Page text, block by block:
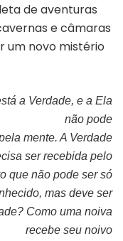
de aventuras
e câmaras
um novo mistério
a Verdade, e a Ela
não pode
mente. A Verdade
ser recebida pelo
que não pode ser só
mas deve ser
Como uma noiva
recebe seu noivo